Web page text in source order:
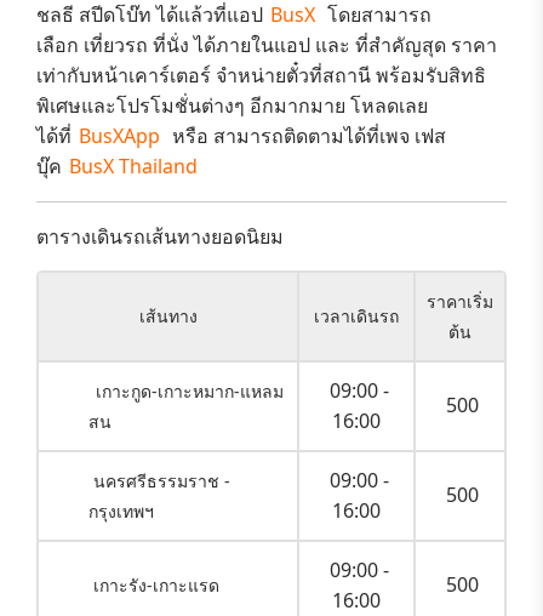
ชลธี สปีดโบ๊ทได้แล้วที่แอป BusX โดยสามารถ
เลือก เที่ยวรถ ที่นั่งได้ภายในแอป และ ที่สำคัญสุด ราคา
เท่ากับหน้าเคาร์เตอร์ จำหน่ายตั๋วที่สถานี พร้อมรับสิทธิ
พิเศษและโปรโมชั่นต่างๆ อีกมากมาย โหลดเลย
ได้ที่ BusXApp หรือ สามารถติดตามได้ที่เพจ เฟส
บุ๊ค BusX Thailand
ตารางเดินรถเส้นทางยอดนิยม
เส้นทาง เวลาเดินรถ
ราคาเริ่ม
ต้น
เกาะกูด-เกาะหมาก-แหลม
สน
09:00 -
16:00
500
นครศรีธรรมราช -
กรุงเทพฯ
09:00 -
16:00
500
เกาะรัง-เกาะแรด
09:00 -
16:00
500